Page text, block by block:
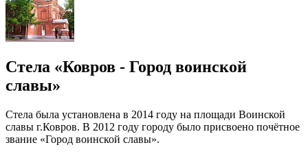
Стела «Ковров - Город воинской
славы»
Стела была установлена в 2014 году на площади Воинской
славы г.Ковров. В 2012 году городу было присвоено почётное
звание «Город воинской славы».